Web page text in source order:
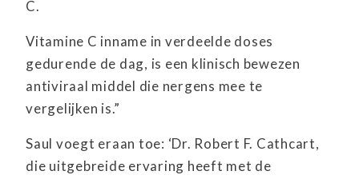
C.
Vitamine C inname in verdeelde doses
gedurende de dag, is een klinisch bewezen
antiviraal middel die nergens mee te
vergelijken is.”
Saul voegt eraan toe: ‘Dr. Robert F. Cathcart,
die uitgebreide ervaring heeft met de